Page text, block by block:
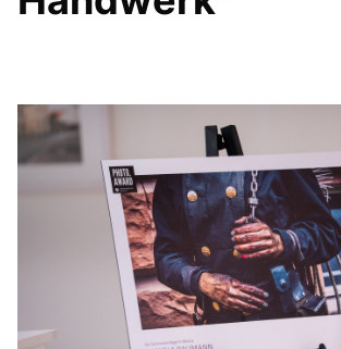
Redebeiträge
Anträge CDU
Kleine Anfragen
CDU Deutschland
CDU Fraktion im
CDU Brandenburg
CDU Potsdam